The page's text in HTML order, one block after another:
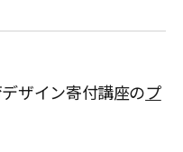
ザイン寄付講座のプ